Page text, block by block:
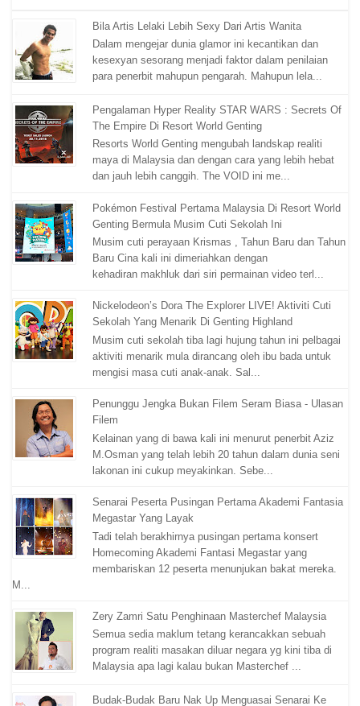
Bila Artis Lelaki Lebih Sexy Dari Artis Wanita
Dalam mengejar dunia glamor ini kecantikan dan
kesexyan sesorang menjadi faktor dalam penilaian
para penerbit mahupun pengarah. Mahupun lela...
Pengalaman Hyper Reality STAR WARS : Secrets Of
The Empire Di Resort World Genting
Resorts World Genting mengubah landskap realiti
maya di Malaysia dan dengan cara yang lebih hebat
dan jauh lebih canggih. The VOID ini me...
Pokémon Festival Pertama Malaysia Di Resort World
Genting Bermula Musim Cuti Sekolah Ini
Musim cuti perayaan Krismas , Tahun Baru dan Tahun
Baru Cina kali ini dimeriahkan dengan
kehadiran makhluk dari siri permainan video terl...
Nickelodeon’s Dora The Explorer LIVE! Aktiviti Cuti
Sekolah Yang Menarik Di Genting Highland
Musim cuti sekolah tiba lagi hujung tahun ini pelbagai
aktiviti menarik mula dirancang oleh ibu bada untuk
mengisi masa cuti anak-anak. Sal...
Penunggu Jengka Bukan Filem Seram Biasa - Ulasan
Filem
Kelainan yang di bawa kali ini menurut penerbit Aziz
M.Osman yang telah lebih 20 tahun dalam dunia seni
lakonan ini cukup meyakinkan. Sebe...
Senarai Peserta Pusingan Pertama Akademi Fantasia
Megastar Yang Layak
Tadi telah berakhirnya pusingan pertama konsert
Homecoming Akademi Fantasi Megastar yang
membariskan 12 peserta menunjukan bakat mereka.
M...
Zery Zamri Satu Penghinaan Masterchef Malaysia
Semua sedia maklum tetang kerancakkan sebuah
program realiti masakan diluar negara yg kini tiba di
Malaysia apa lagi kalau bukan Masterchef ...
Budak-Budak Baru Nak Up Menguasai Senarai Ke